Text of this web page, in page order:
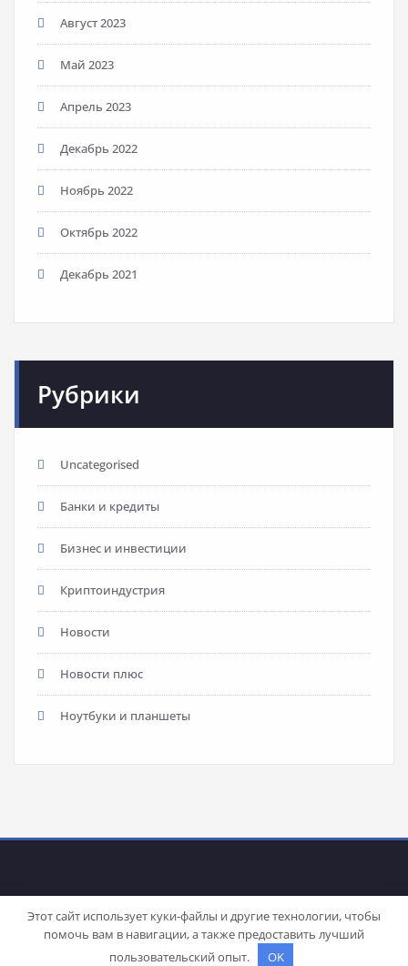
Август 2023
Май 2023
Апрель 2023
Декабрь 2022
Ноябрь 2022
Октябрь 2022
Декабрь 2021
Рубрики
Uncategorised
Банки и кредиты
Бизнес и инвестиции
Криптоиндустрия
Новости
Новости плюс
Ноутбуки и планшеты
WordPress | Theme: Stacyby SpiceThemes
Этот сайт использует куки-файлы и другие технологии, чтобы
помочь вам в навигации, а также предоставить лучший
пользовательский опыт.
OK